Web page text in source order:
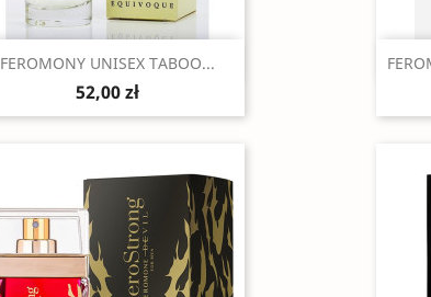
Szybki podgląd
FEROMONY UNISEX TABOO...
52,00 zł